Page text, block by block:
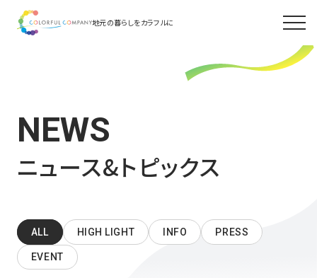
地元の暮らしをカラフルに
NEWS
ニュース&トピックス
ALL HIGH LIGHT INFO PRESS
EVENT